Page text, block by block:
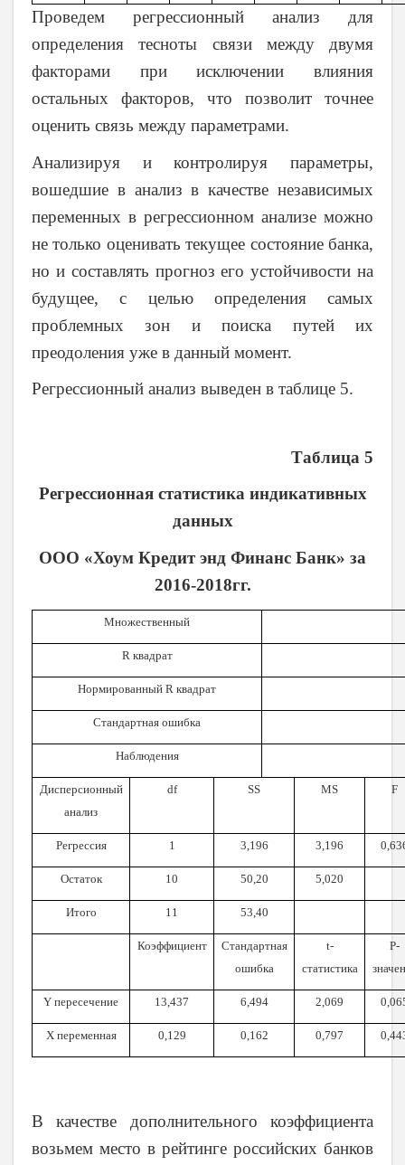
Проведем регрессионный анализ для
определения тесноты связи между двумя
факторами при исключении влияния
остальных факторов, что позволит точнее
оценить связь между параметрами.
Анализируя и контролируя параметры,
вошедшие в анализ в качестве независимых
переменных в регрессионном анализе можно
не только оценивать текущее состояние банка,
но и составлять прогноз его устойчивости на
будущее, с целью определения самых
проблемных зон и поиска путей их
преодоления уже в данный момент.
Регрессионный анализ выведен в таблице 5.
Таблица 5
Регрессионная статистика индикативных
данных
ООО «Хоум Кредит энд Финанс Банк» за
2016-2018гг.
Множественный
R квадрат
Нормированный R квадрат
Стандартная ошибка
Наблюдения
Дисперсионный
анализ
df SS MS F
Регрессия 1 3,196 3,196
Остаток 10 50,20 5,020
Итого 11 53,40
Коэффициент
Стандартная
ошибка
t-
статистика
P-
Y пересечение 13,437 6,494 2,069
Х переменная 0,129 0,162 0,797
В качестве дополнительного коэффициента
возьмем место в рейтинге российских банков